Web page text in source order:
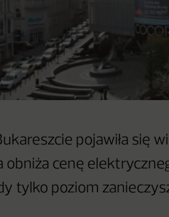
pojawiła się
obniża cenę
tylko poziom